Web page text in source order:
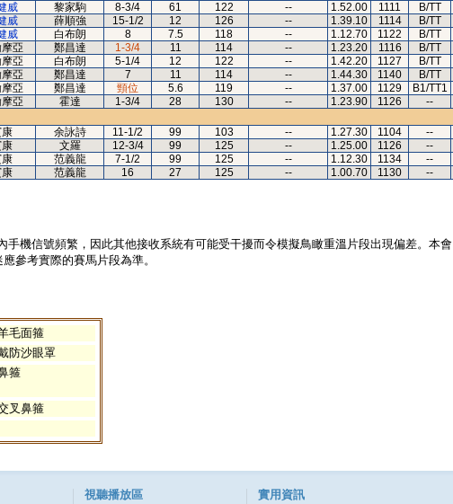
威 黎家駒 8-3/4 61 122 -- 1.52.00 1111 B/TT
威 薛順強 15-1/2 12 126 -- 1.39.10 1114 B/TT
威 白布朗 8 7.5 118 -- 1.12.70 1122 B/TT
亞 鄭昌達 1-3/4 11 114 -- 1.23.20 1116 B/TT
亞 白布朗 5-1/4 12 122 -- 1.42.20 1127 B/TT
亞 鄭昌達 7 11 114 -- 1.44.30 1140 B/TT
亞 鄭昌達 頸位 5.6 119 -- 1.37.00 1129 B1/TT1
亞 霍達 1-3/4 28 130 -- 1.23.90 1126 --
余詠詩 11-1/2 99 103 -- 1.27.30 1104 --
文羅 12-3/4 99 125 -- 1.25.00 1126 --
范義龍 7-1/2 99 125 -- 1.12.30 1134 --
范義龍 16 27 125 -- 1.00.70 1130 --
機信號頻繁，因此其他接收系統有可能受干擾而令模擬鳥瞰重溫片段出現偏差。本會
參考實際的賽馬片段為準。
毛面箍
防沙眼罩
箍
叉鼻箍
視聽播放區 實用資訊